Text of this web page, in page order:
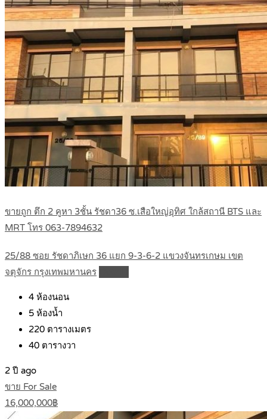
ขายถูก ตึก 2 คูหา 3ชั้น รัชดา36 ซ.เสือใหญ่อุทิศ ใกล้สถานี BTS และ
MRT โทร 063-7894632
25/88 ซอย รัชดาภิเษก 36 แยก 9-3-6-2 แขวงจันทรเกษม เขต
จตุจักร กรุงเทพมหานคร
4 ห้องนอน
5 ห้องน้ำ
220 ตารางเมตร
40 ตารางวา
2 ปี ago
ขาย For Sale
16,000,000฿